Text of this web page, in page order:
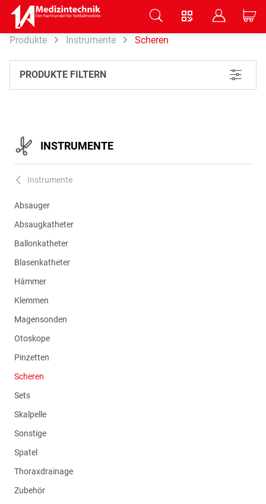
Zum Hauptinhalt springen
V B C
Produkte Instrumente Scheren
PRODUKTE FILTERN L
INSTRUMENTE
A Instrumente
Absauger
Absaugkatheter
Ballonkatheter
Blasenkatheter
Hämmer
Klemmen
Magensonden
Otoskope
Pinzetten
Scheren
Sets
Skalpelle
Sonstige
Spatel
Thoraxdrainage
Zubehör